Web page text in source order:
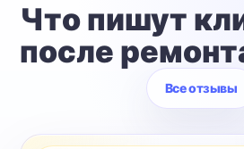
Что пишут
после
Все отзывы